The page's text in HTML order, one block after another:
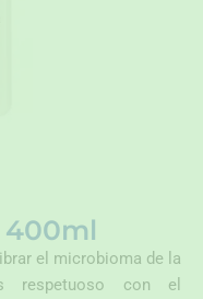
400ml
el microbioma de la
con el